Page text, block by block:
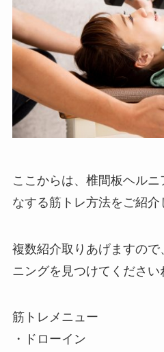
ここからは、椎間板ヘル
なする筋トレ方法をご紹介
複数紹介取りあげますの
ニングを見つけてください
筋トレメニュー
・ドローイン